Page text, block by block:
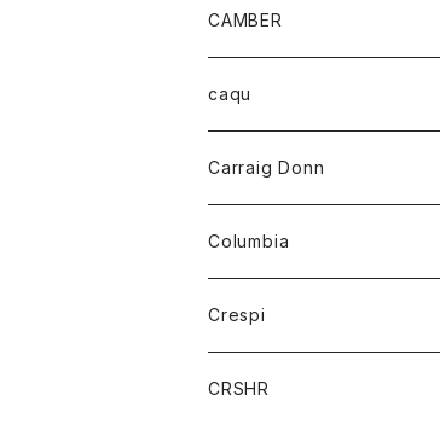
カードホルダー
チーフ
カーディガン
ボトム
オーバーオール
ショートパンツ
レディース
オーバーオール
カーディガン
グッズ
靴
CAMBER
トップス
ハーフスリーブTシャツ
caqu
Carraig Donn
ニット
Columbia
アウター
ジャケット
Crespi
ジャケット
CRSHR